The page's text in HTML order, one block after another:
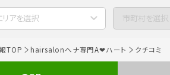
リアを選択 市町村を選択
TOP hairsalonヘナ専門A❤ハート クチコミ